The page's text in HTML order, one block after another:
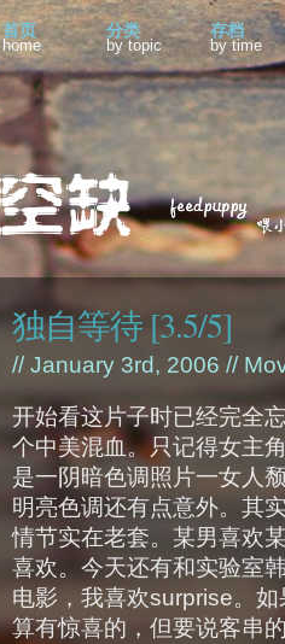
首页
home
分类
by topic
存档
by time
独自等待 [3.5/5]
// January 3rd, 2006 //
开始看这片子时已经完全
个中美混血。只记得女主
是一阴暗色调照片一女人
明亮色调还有点意外。其
情节实在老套。某男喜欢
喜欢。今天还有和实验室
电影，我喜欢surprise。
算有惊喜的，但要说客串